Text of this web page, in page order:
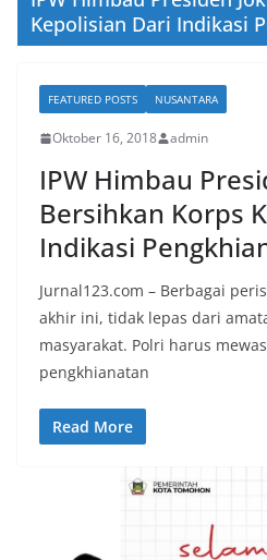
Kepolisian Dari Indikasi
FEATURED POSTS NUSANTARA
Oktober 16, 2018 admin
IPW Himbau
Bersihkan Korps
Indikasi
Jurnal123.com – Berbagai
akhir ini, tidak lepas dari
masyarakat. Polri harus
pengkhianatan
Read More